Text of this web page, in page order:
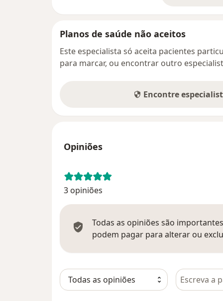
Planos de saúde não aceitos
Este especialista só aceita pacientes
para marcar, ou encontrar outro
Encontre
Opiniões
3 opiniões
Todas as opiniões são
podem pagar para alterar ou
Pesquisar